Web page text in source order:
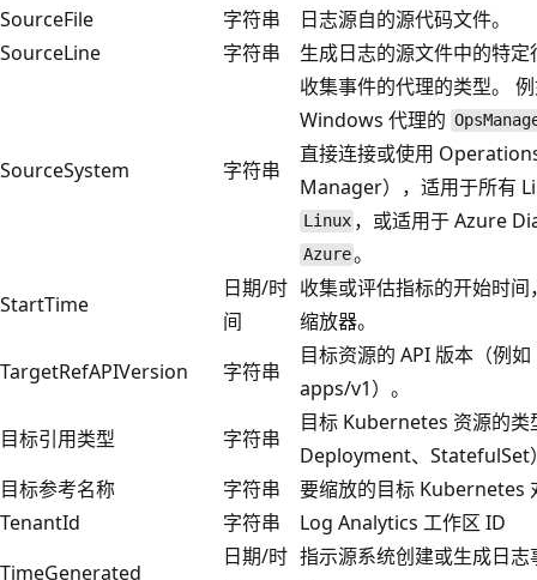
SourceFile
字符串
日志源自的源代码文件。
SourceLine
字符串 生成日志的源文件中的特定
SourceSystem 字符串
收集事件的代理的类型。
Windows 代理的
直接连接或使用
Manager），适用于所有
Linux ，或适用于 Azure
Azure。
StartTime
日期/时
间
收集或评估指标的开始时
缩放器。
TargetRefAPIVersion
字符串
目标资源的 API 版本（例如
apps/v1）。
目标引用类型
字符串
目标 Kubernetes 资源的类
Deployment、StatefulSet
目标参考名称
字符串
要缩放的目标 Kubernetes
TenantId
字符串
Log Analytics 工作区 ID
TimeGenerated
日期/时 指示源系统创建或生成日志